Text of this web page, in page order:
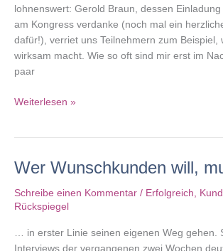
lohnenswert: Gerold Braun, dessen
am Kongress verdanke (noch mal ein
dafür!), verriet uns Teilnehmern zum Beispiel,
wirksam macht. Wie so oft sind mir erst im
paar
Von
Überzeugungspsychologie
Weiterlesen »
Wer Wunschkunden will,
Schreibe einen Kommentar / Erfolgreich,
Rückspiegel
… in erster Linie seinen eigenen Weg gehen.
Interviews der vergangenen zwei Wochen